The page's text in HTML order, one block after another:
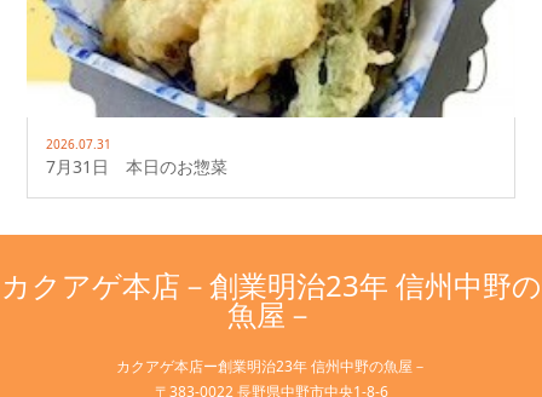
2026.07.31
7月31日 本日のお惣菜
カクアゲ本店－創業明治23年 信州中野の
魚屋－
カクアゲ本店ー創業明治23年 信州中野の魚屋－
〒383-0022 長野県中野市中央1-8-6